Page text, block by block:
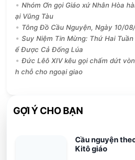
Nhóm Ơn gọi Giáo xứ Nhân Hòa
ại Vũng Tàu
Tông Đồ Cầu Nguyện, Ngày 10/
Suy Niệm Tin Mừng: Thứ Hai
ể Được Cả Đống Lúa
Đức Lêô XIV kêu gọi chấm dứt
h chỗ cho ngoại giao
GỢI Ý CHO BẠN
Cầu nguyện
Kitô giáo